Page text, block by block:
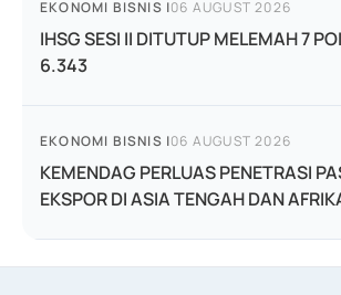
EKONOMI BISNIS |06 AUGUST 2026
IHSG SESI II DITUTUP MELEMAH 7
6.343
EKONOMI BISNIS |06 AUGUST 2026
KEMENDAG PERLUAS PENETRASI
EKSPOR DI ASIA TENGAH DAN